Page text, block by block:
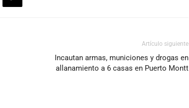
Artículo siguiente
Incautan armas, municiones y drogas en
allanamiento a 6 casas en Puerto Montt